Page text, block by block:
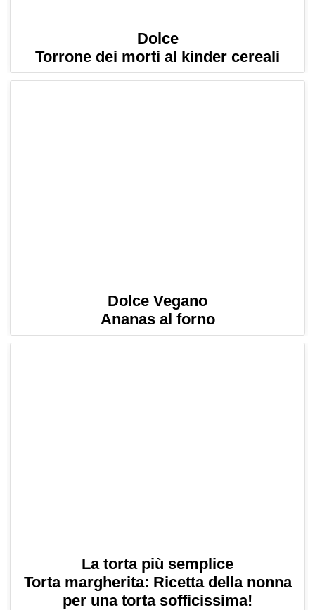
Dolce
Torrone dei morti al kinder cereali
Dolce Vegano
Ananas al forno
La torta più semplice
Torta margherita: Ricetta della nonna
per una torta sofficissima!